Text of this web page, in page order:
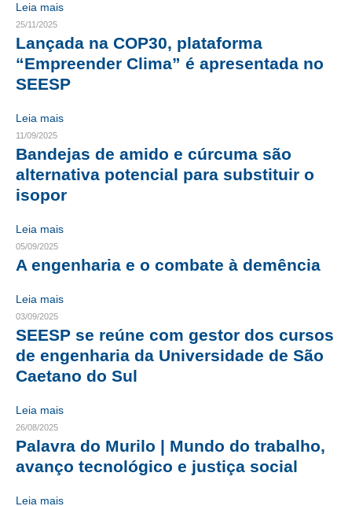
FGTS CORREÇÃO
LEGISLAÇÃO
LEI 4.950-A/1966 – PISO SALARIAL
LEI 5.194/1966 – REGULAMENTAÇÃO DA PROFISSÃO
LEI 6.496/1977 – ART
RES 1.002/2002 – CÓDIGO DE ÉTICA
PISO SALARIAL
OPORTUNIDADES
APRESENTAÇÃO
EMPREGO E ESTÁGIO
CARREIRA
AUTÔNOMOS E SERVIÇOS
NEWSLETTER
Leia mais
25/11/2025
Lançada na COP30, plataforma
“Empreender Clima” é apresentada no
SEESP
Leia mais
11/09/2025
Bandejas de amido e cúrcuma são
alternativa potencial para substituir o
isopor
Leia mais
05/09/2025
A engenharia e o combate à demência
Leia mais
03/09/2025
SEESP se reúne com gestor dos cursos
de engenharia da Universidade de São
Caetano do Sul
Leia mais
26/08/2025
Palavra do Murilo | Mundo do trabalho,
avanço tecnológico e justiça social
Leia mais